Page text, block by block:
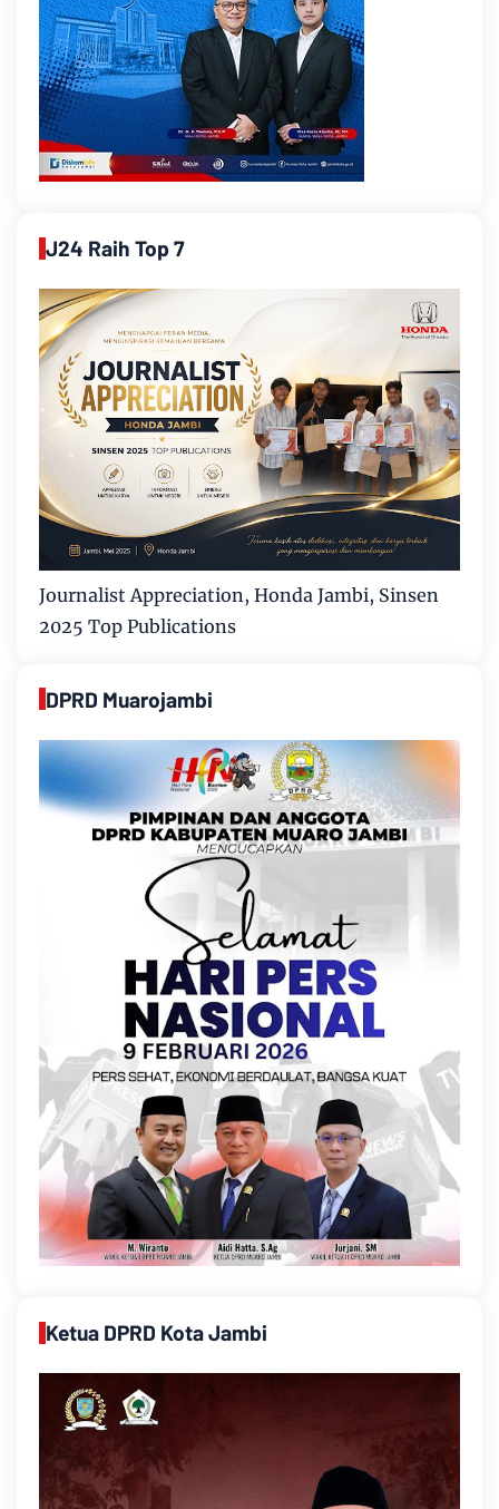
J24 Raih Top 7
Journalist Appreciation, Honda Jambi, Sinsen
2025 Top Publications
DPRD Muarojambi
Ketua DPRD Kota Jambi